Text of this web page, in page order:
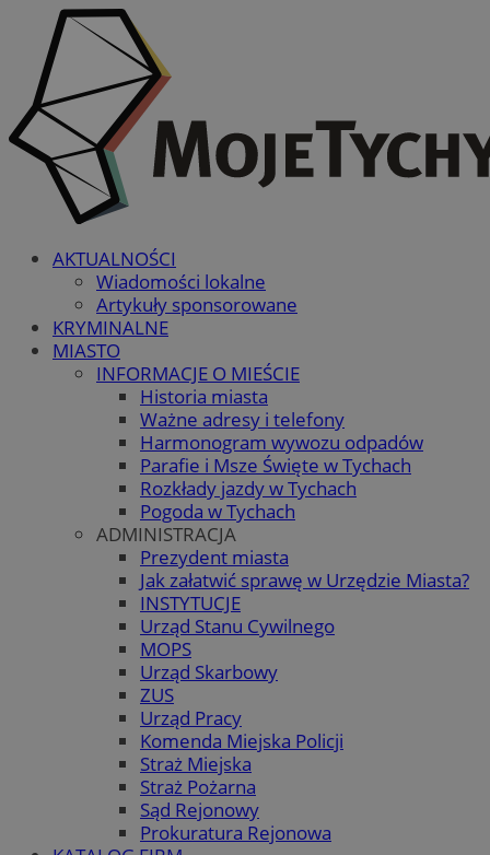
AKTUALNOŚCI
Wiadomości lokalne
Artykuły sponsorowane
KRYMINALNE
MIASTO
INFORMACJE O MIEŚCIE
Historia miasta
Ważne adresy i telefony
Harmonogram wywozu odpadów
Parafie i Msze Święte w Tychach
Rozkłady jazdy w Tychach
Pogoda w Tychach
ADMINISTRACJA
Prezydent miasta
Jak załatwić sprawę w Urzędzie Miasta?
INSTYTUCJE
Urząd Stanu Cywilnego
MOPS
Urząd Skarbowy
ZUS
Urząd Pracy
Komenda Miejska Policji
Straż Miejska
Straż Pożarna
Sąd Rejonowy
Prokuratura Rejonowa